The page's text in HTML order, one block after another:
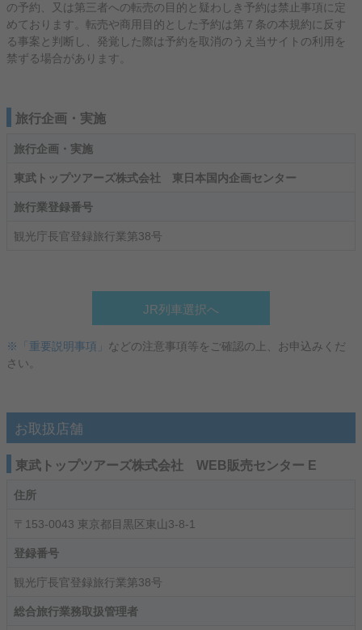
の予約、又は第三者への転売の目的と疑わしき予約は禁止事項に定
めております。転売や商用目的とした予約は第７条の本規約に反す
る事案と判断し、発覚した際は予約を取消のうえ当サイトの利用を
禁ずる場合があります。
旅行企画・実施
旅行企画・実施
東武トップツアーズ株式会社 東日本国内企画センター
旅行業登録番号
観光庁長官登録旅行業第38号
JR列車選択へ
※「重要説明事項」 などの注意事項等をご確認の上、お申込みくだ
さい。
お取扱店舗
東武トップツアーズ株式会社 WEB販売センター E
住所
〒153-0043 東京都目黒区東山3-8-1
登録番号
観光庁長官登録旅行業第38号
総合旅行業務取扱管理者